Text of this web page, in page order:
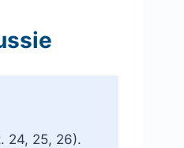
24, 25, 26).